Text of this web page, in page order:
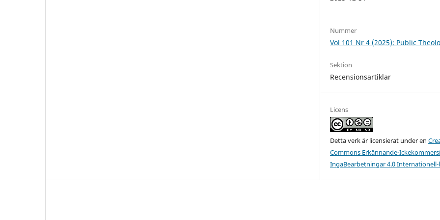
Nummer
Vol 101 Nr 4 (2025): Public
Sektion
Recensionsartiklar
Licens
Detta verk är licensierat under en
Commons Erkännande-
IngaBearbetningar 4.0 Internationell-